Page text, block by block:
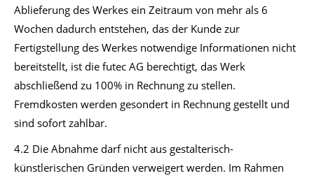
Ablieferung des Werkes ein Zeitraum von mehr als 6
Wochen dadurch entstehen, das der Kunde zur
Fertigstellung des Werkes notwendige Informationen nicht
bereitstellt, ist die futec AG berechtigt, das Werk
abschließend zu 100% in Rechnung zu stellen.
Fremdkosten werden gesondert in Rechnung gestellt und
sind sofort zahlbar.
4.2 Die Abnahme darf nicht aus gestalterisch-
künstlerischen Gründen verweigert werden. Im Rahmen